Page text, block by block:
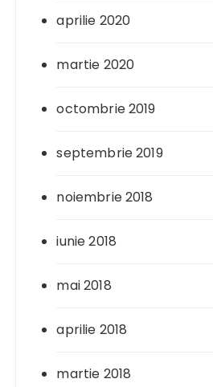
aprilie 2020
martie 2020
octombrie 2019
septembrie 2019
noiembrie 2018
iunie 2018
mai 2018
aprilie 2018
martie 2018